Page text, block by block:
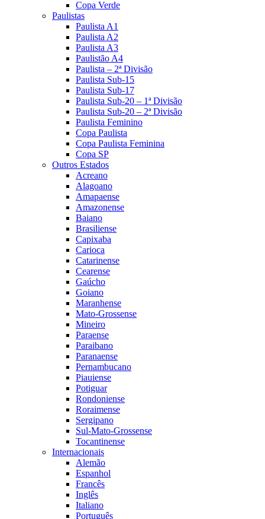
Copa Verde
Paulistas
Paulista A1
Paulista A2
Paulista A3
Paulistão A4
Paulista – 2ª Divisão
Paulista Sub-15
Paulista Sub-17
Paulista Sub-20 – 1ª Divisão
Paulista Sub-20 – 2ª Divisão
Paulista Feminino
Copa Paulista
Copa Paulista Feminina
Copa SP
Outros Estados
Acreano
Alagoano
Amapaense
Amazonense
Baiano
Brasiliense
Capixaba
Carioca
Catarinense
Cearense
Gaúcho
Goiano
Maranhense
Mato-Grossense
Mineiro
Paraense
Paraibano
Paranaense
Pernambucano
Piauiense
Potiguar
Rondoniense
Roraimense
Sergipano
Sul-Mato-Grossense
Tocantinense
Internacionais
Alemão
Espanhol
Francês
Inglês
Italiano
Português